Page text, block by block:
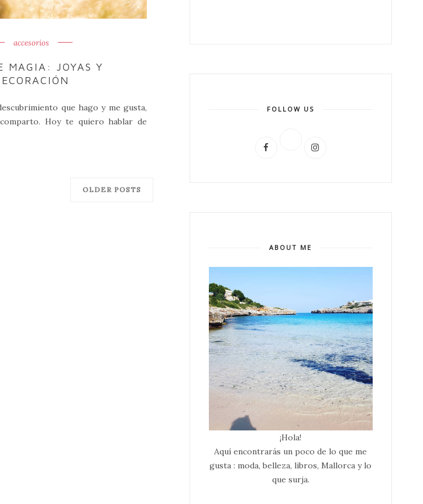
accesorios
MAGIA: JOYAS Y
que hago y me gusta,
Hoy te quiero hablar de
OLDER POSTS
FOLLOW US
ABOUT ME
¡Hola!
Aquí encontrarás un poco de lo que me
gusta : moda, belleza, libros, Mallorca y lo
que surja.